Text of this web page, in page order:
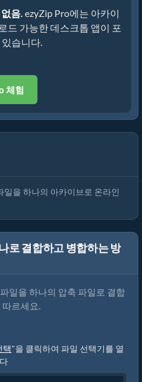
음. ezyZip Pro에는 아카이
드 가능한 데스크톱 앱이 포
습니다.
체험
편하게 병합하세요 – 무료!
을 하나의 아카이브로 온라인
로 결합하고 병합하는 방
일을 하나의 압축 파일로 결합
따르세요.
택"을 클릭하여 파일 선택기를 열